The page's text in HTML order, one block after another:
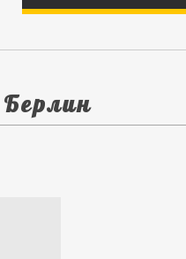
Берлин